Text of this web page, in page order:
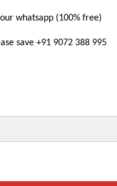
whatsapp (100% free)
save +91 9072 388 995